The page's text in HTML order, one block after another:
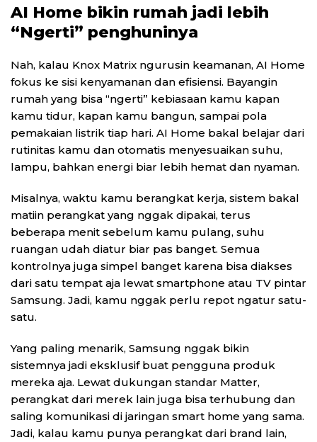
AI Home bikin rumah jadi lebih
“Ngerti” penghuninya
Nah, kalau Knox Matrix ngurusin keamanan, AI Home
fokus ke sisi kenyamanan dan efisiensi. Bayangin
rumah yang bisa “ngerti” kebiasaan kamu kapan
kamu tidur, kapan kamu bangun, sampai pola
pemakaian listrik tiap hari. AI Home bakal belajar dari
rutinitas kamu dan otomatis menyesuaikan suhu,
lampu, bahkan energi biar lebih hemat dan nyaman.
Misalnya, waktu kamu berangkat kerja, sistem bakal
matiin perangkat yang nggak dipakai, terus
beberapa menit sebelum kamu pulang, suhu
ruangan udah diatur biar pas banget. Semua
kontrolnya juga simpel banget karena bisa diakses
dari satu tempat aja lewat smartphone atau TV pintar
Samsung. Jadi, kamu nggak perlu repot ngatur satu-
satu.
Yang paling menarik, Samsung nggak bikin
sistemnya jadi eksklusif buat pengguna produk
mereka aja. Lewat dukungan standar Matter,
perangkat dari merek lain juga bisa terhubung dan
saling komunikasi di jaringan smart home yang sama.
Jadi, kalau kamu punya perangkat dari brand lain,